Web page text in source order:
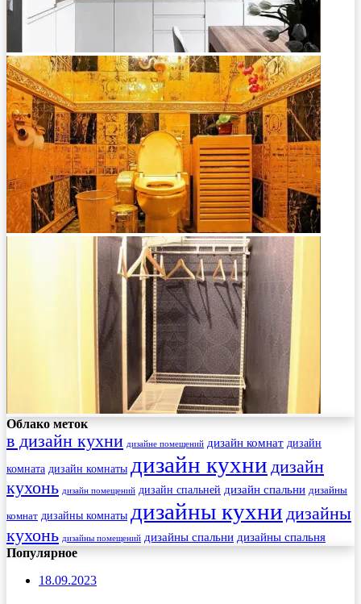
Облако меток
в дизайн кухни дизайне помещений дизайн комнат дизайн
комната дизайн комнаты дизайн кухни дизайн
кухонь дизайн помещений дизайн спальней дизайн спальни дизайны
комнат дизайны комнаты дизайны кухни дизайны
кухонь дизайны помещений дизайны спальни дизайны спальня
Популярное
18.09.2023